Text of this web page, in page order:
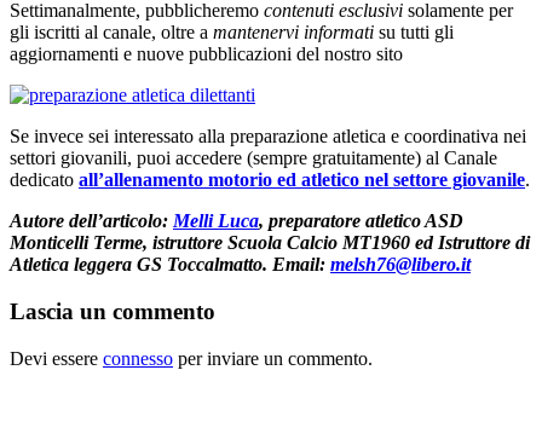
Settimanalmente, pubblicheremo contenuti esclusivi solamente per
gli iscritti al canale, oltre a mantenervi informati su tutti gli
aggiornamenti e nuove pubblicazioni del nostro sito
Se invece sei interessato alla preparazione atletica e coordinativa nei
settori giovanili, puoi accedere (sempre gratuitamente) al Canale
dedicato all’allenamento motorio ed atletico nel settore giovanile.
Autore dell’articolo:Melli Luca, preparatore atletico ASD
Monticelli Terme, istruttore Scuola Calcio MT1960 ed Istruttore di
Atletica leggera GS Toccalmatto. Email: melsh76@libero.it
Lascia un commento
Devi essere connesso per inviare un commento.